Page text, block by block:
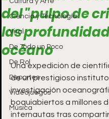
Ciencia y Tecnología
Viral
De Todo un Poco
De Rol
Deportes
Videojuegos
Música
del "pulpo de
las
océano
Una expedición de
de un prestigioso
investigación
boquiabiertos a millones
internautas tras